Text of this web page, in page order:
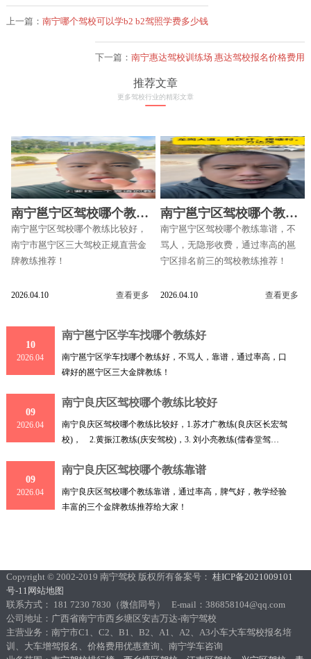
上一篇： 南宁哪个驾校可以学b2 b2驾照学费多少钱
下一篇：南宁惠达驾校训练场 惠达驾校报名价格费用
推荐文章
更多驾校行业的精彩文章
南宁邕宁区驾校哪个教练
比较好
南宁邕宁区驾校哪个教练比较好，
南宁市邕宁区三大驾校正规直营金
牌教练推荐！
2026.04.10 查看更多
南宁邕宁区驾校哪个教练
靠谱
南宁邕宁区驾校哪个教练靠谱，不
骂人，无隐形收费，通过率高的邕
宁区排名前三的驾校教练推荐！
2026.04.10 查看更多
10
2026.04
南宁邕宁区学车找哪个教练好
南宁邕宁区学车找哪个教练好，不骂人，靠谱，通过率高，口
碑好的邕宁区三大金牌教练！
09
2026.04
南宁良庆区驾校哪个教练比较好
南宁良庆区驾校哪个教练比较好，1.苏才广教练(良庆区长宏驾
校)， 2.黄振江教练(庆安驾校)，3. 刘小亮教练(儒春堂驾
09
2026.04
南宁良庆区驾校哪个教练靠谱
南宁良庆区驾校哪个教练靠谱，通过率高，脾气好，教学经验
丰富的三个金牌教练推荐给大家！
Copyright © 2002-2019 南宁驾校 版权所有备案号： 桂ICP备2021009101
号-11 网站地图
联系方式： 181 7230 7830（微信同号） E-mail：386858104@qq.com
公司地址：广西省南宁市西乡塘区安吉万达-南宁驾校
主营业务：南宁市C1、C2、B1、B2、A1、A2、A3小车大车驾校报名培
训、大车增驾报名、价格费用优惠查询、南宁学车咨询